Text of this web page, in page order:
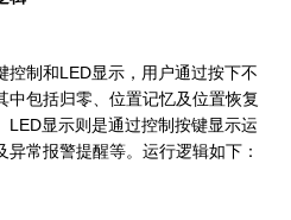
控制和LED显示，用户通过按下不
中包括归零、位置记忆及位置恢复
LED显示则是通过控制按键显示运
常报警提醒等。运行逻辑如下：